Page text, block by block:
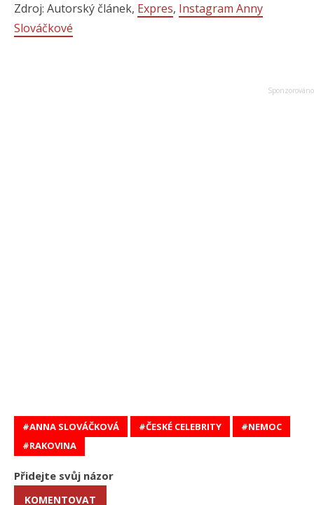
Zdroj: Autorský článek, Expres, Instagram Anny
Slováčkové
ANNA SLOVÁČKOVÁ ČESKÉ CELEBRITY
NEMOC
RAKOVINA
Přidejte svůj názor
KOMENTOVAT